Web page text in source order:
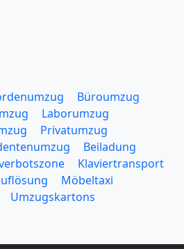
Büroumzug
Laborumzug
Privatumzug
Beiladung
Klaviertransport
Möbeltaxi
Umzugskartons